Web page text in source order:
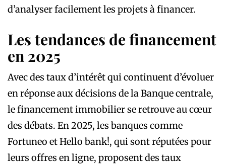
d’analyser facilement les projets à financer.
Les tendances de financement
en 2025
Avec des taux d’intérêt qui continuent d’évoluer
en réponse aux décisions de la Banque centrale,
le financement immobilier se retrouve au cœur
des débats. En 2025, les banques comme
Fortuneo et Hello bank!, qui sont réputées pour
leurs offres en ligne, proposent des taux